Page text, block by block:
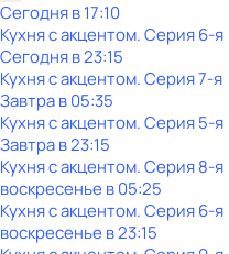
Сегодня в 17:10
Кухня с акцентом. Серия 6-я
Сегодня в 23:15
Кухня с акцентом. Серия 7-я
Завтра в 05:35
Кухня с акцентом. Серия 5-я
Завтра в 23:15
Кухня с акцентом. Серия 8-я
воскресенье в05:25
Кухня с акцентом. Серия 6-я
воскресенье в23:15